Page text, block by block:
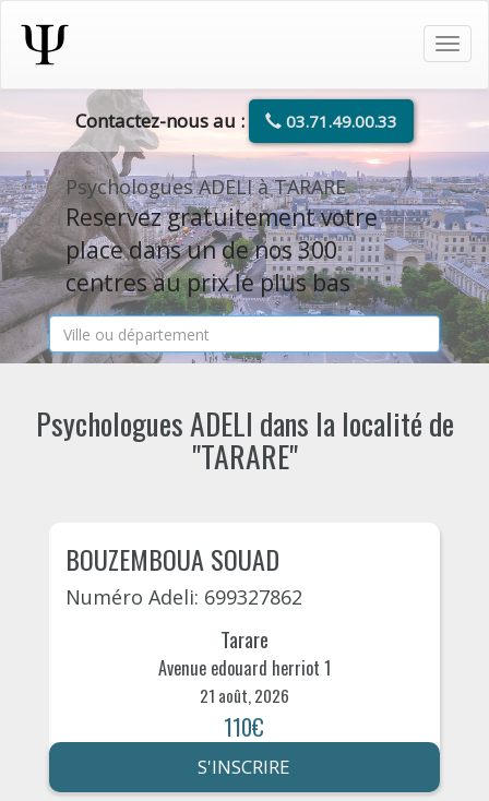
Contactez-nous au : 03.71.49.00.33
Psychologues ADELI à TARARE
Reservez gratuitement votre
place dans un de nos 300
centres au prix le plus bas
Psychologues ADELI dans la localité de
"TARARE"
BOUZEMBOUA SOUAD
Numéro Adeli: 699327862
Tarare
Avenue edouard herriot 1
21 août, 2026
110€
S'INSCRIRE